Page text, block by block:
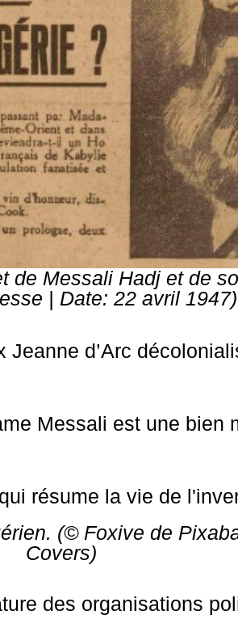
de Messali Hadj et de
| Date: 22 avril 1947)
d’Arc
Messali est une bien
(© Foxive de
Covers)
des organisations